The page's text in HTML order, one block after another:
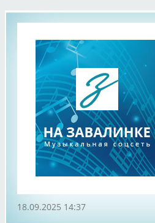
18.09.2025 14:37